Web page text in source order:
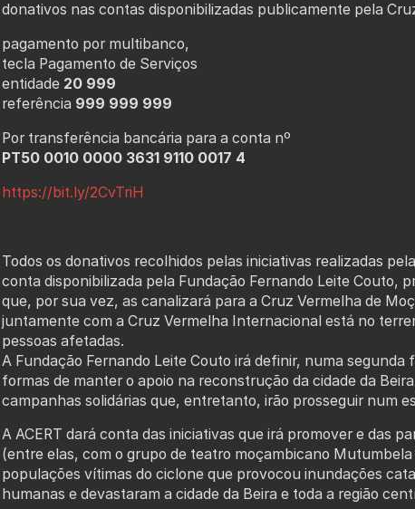
donativos nas contas disponibilizadas publicamente pela
pagamento por multibanco,
tecla Pagamento de Serviços
entidade 20 999
referência 999 999 999
Por transferência bancária para a conta nº
PT50 0010 0000 3631 9110 0017 4
https://bit.ly/2CvTriH
Todos os donativos recolhidos pelas iniciativas realizadas
conta disponibilizada pela Fundação Fernando Leite Couto,
que, por sua vez, as canalizará para a Cruz Vermelha de
juntamente com a Cruz Vermelha Internacional está no
pessoas afetadas.
A Fundação Fernando Leite Couto irá definir, numa segunda
formas de manter o apoio na reconstrução da cidade da
campanhas solidárias que, entretanto, irão prosseguir num
A ACERT dará conta das iniciativas que irá promover e das
(entre elas, com o grupo de teatro moçambicano Mutumbela
populações vítimas do ciclone que provocou inundações
humanas e devastaram a cidade da Beira e toda a região